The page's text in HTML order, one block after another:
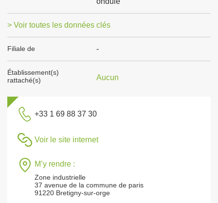
> Voir toutes les données clés
Filiale de -
Établissement(s)
rattaché(s)
Aucun
+33 1 69 88 37 30
Voir le site internet
M’y rendre :
Zone industrielle
37 avenue de la commune de paris
91220 Bretigny-sur-orge